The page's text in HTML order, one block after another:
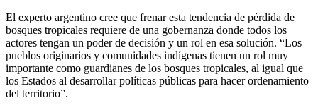
El experto argentino cree que frenar esta tendencia de pérdida de
bosques tropicales requiere de una gobernanza donde todos los
actores tengan un poder de decisión y un rol en esa solución. “Los
pueblos originarios y comunidades indígenas tienen un rol muy
importante como guardianes de los bosques tropicales, al igual que
los Estados al desarrollar políticas públicas para hacer ordenamiento
del territorio”.